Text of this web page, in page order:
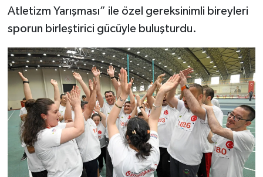
Atletizm Yarışması” ile özel gereksinimli bireyleri
sporun birleştirici gücüyle buluşturdu.